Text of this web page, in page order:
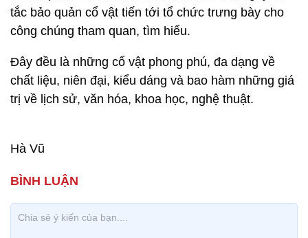
tắc bảo quản cổ vật tiến tới tổ chức trưng bày cho
công chúng tham quan, tìm hiểu.
Đây đều là những cổ vật phong phú, đa dạng về
chất liệu, niên đại, kiểu dáng và bao hàm những giá
trị về lịch sử, văn hóa, khoa học, nghệ thuật.
Hà Vũ